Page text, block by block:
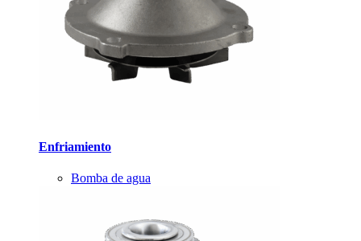
Enfriamiento
Bomba de agua